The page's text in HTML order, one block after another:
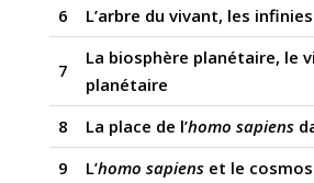
6
L’arbre du vivant, les
7
La biosphère planétaire, le
planétaire
8
La place de l’homo sapiens
9
L’homo sapienset le cosmos